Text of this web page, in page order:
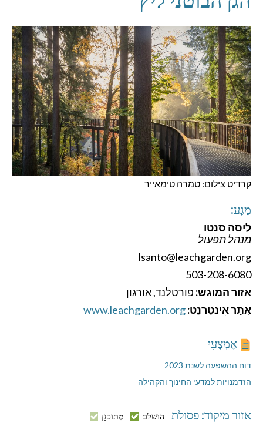
קרדיט צילום: טמרה טימאייר
מַגָע:
ליסה סנטו
מנהל תפעול
lsanto@leachgarden.org
503-208-6080
אזור המוגש: פורטלנד, אורגון
אֲתַר אִינטֶרנֶט:www.leachgarden.org
אֶמְצָעִי
דוח ההשפעה לשנת 2023
הזדמנויות למדעי החינוך והקהילה
אזור מיקוד: פסולת הושלם מְתוּכנָן